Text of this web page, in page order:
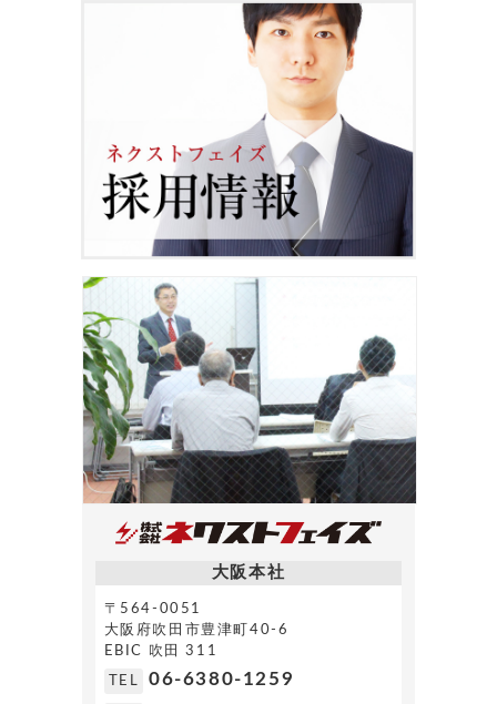
大阪本社
〒564-0051
大阪府吹田市豊津町40-6
EBIC 吹田 311
TEL 06-6380-1259